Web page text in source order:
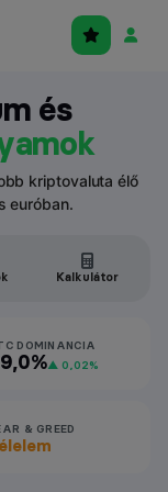
és
kriptovaluta élő
euróban.
Kalkulátor
DOMINANCIA
▲ 0,02%
& GREED